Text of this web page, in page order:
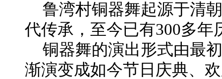
鲁湾村铜器舞起源于清
代传承，至今已有300多年
铜器舞的演出形式由最
渐演变成如今节日庆典、